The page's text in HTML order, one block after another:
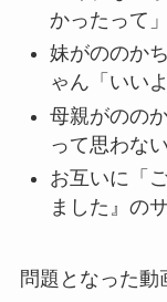
かったって」
妹がののか
ゃん「いいよ
母親がのの
って思わない
お互いに「
ました』の
問題となった